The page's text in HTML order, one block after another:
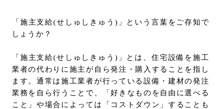
「施主支給(せしゅしきゅう)」という言葉をご存知で
しょうか？
「施主支給(せしゅしきゅう)」とは、住宅設備を施工
業者の代わりに施主が自ら発注・購入することを指し
ます。通常は施工業者が行っている設備・建材の発注
業務を自ら行うことで、「好きなものを自由に選べる
こと」や場合によっては「コストダウン」することも